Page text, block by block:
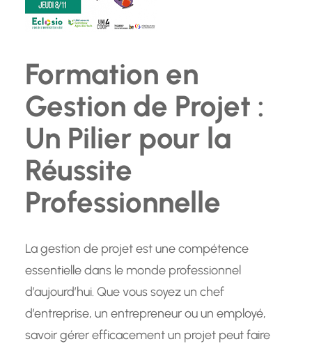
Formation en
Gestion de Projet :
Un Pilier pour la
Réussite
Professionnelle
La gestion de projet est une compétence
essentielle dans le monde professionnel
d’aujourd’hui. Que vous soyez un chef
d’entreprise, un entrepreneur ou un employé,
savoir gérer efficacement un projet peut faire